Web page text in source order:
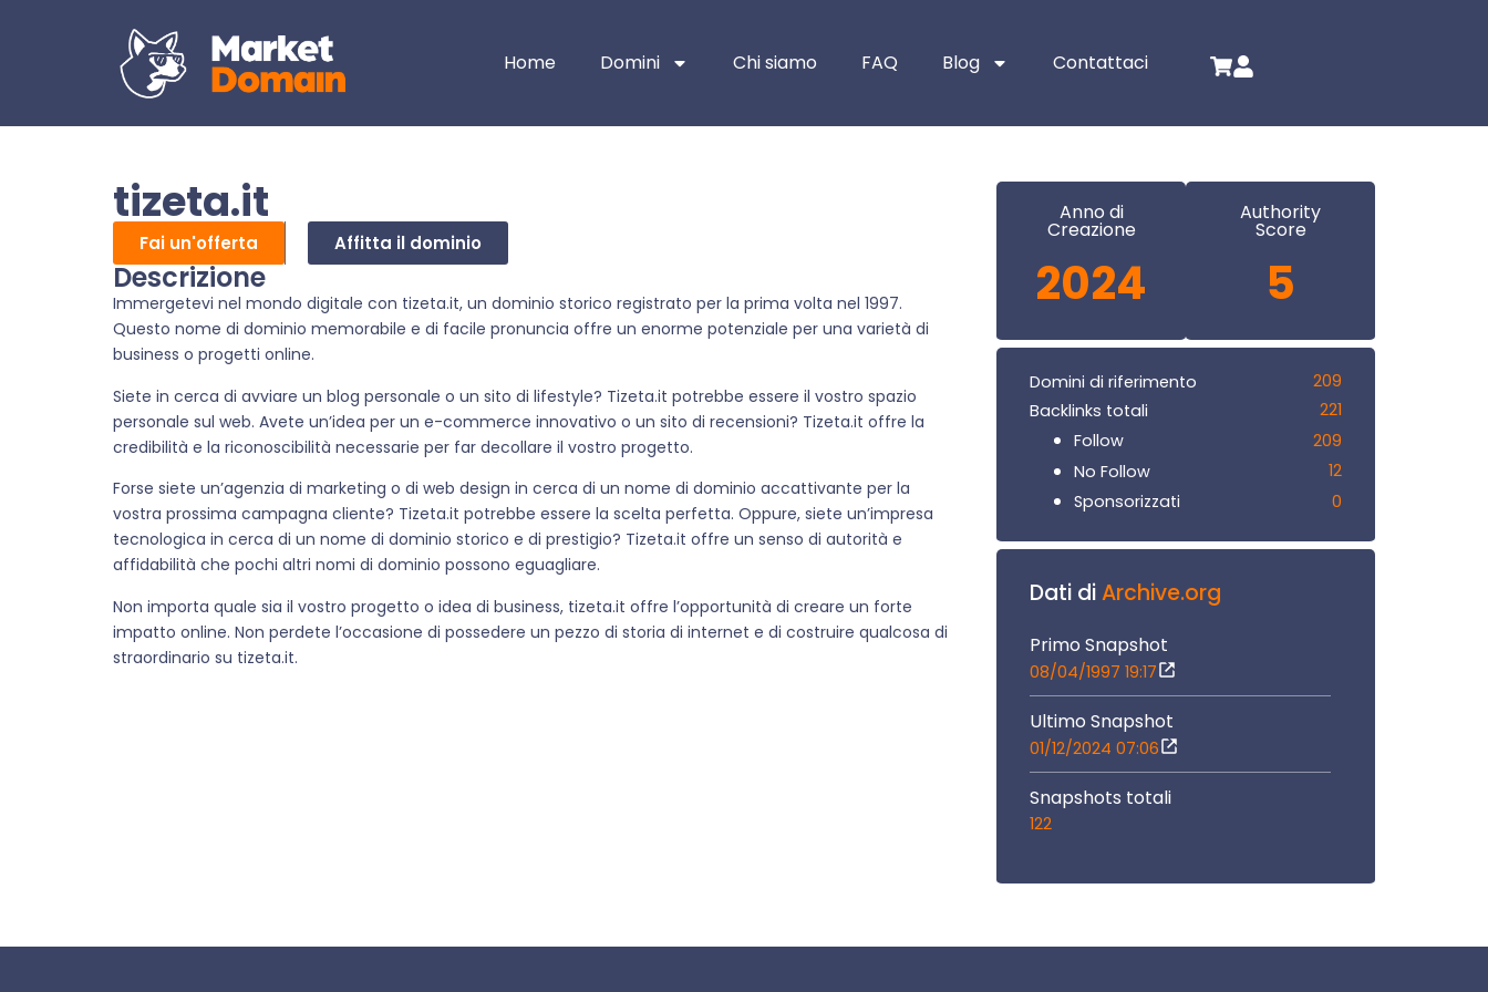
Home Domini Chi siamo FAQ Blog Contattaci
tizeta.it
Fai un'offerta Affitta il dominio
Descrizione
Immergetevi nel mondo digitale con tizeta.it, un dominio storico registrato per la prima volta nel 1997.
Questo nome di dominio memorabile e di facile pronuncia offre un enorme potenziale per una varietà di
business o progetti online.
Siete in cerca di avviare un blog personale o un sito di lifestyle? Tizeta.it potrebbe essere il vostro spazio
personale sul web. Avete un’idea per un e-commerce innovativo o un sito di recensioni? Tizeta.it offre la
credibilità e la riconoscibilità necessarie per far decollare il vostro progetto.
Forse siete un’agenzia di marketing o di web design in cerca di un nome di dominio accattivante per la
vostra prossima campagna cliente? Tizeta.it potrebbe essere la scelta perfetta. Oppure, siete un’impresa
tecnologica in cerca di un nome di dominio storico e di prestigio? Tizeta.it offre un senso di autorità e
affidabilità che pochi altri nomi di dominio possono eguagliare.
Non importa quale sia il vostro progetto o idea di business, tizeta.it offre l’opportunità di creare un forte
impatto online. Non perdete l’occasione di possedere un pezzo di storia di internet e di costruire qualcosa di
straordinario su tizeta.it.
Anno di
Creazione
2024
Authority
Score
5
Domini di riferimento
209
Backlinks totali
221
Follow
209
No Follow
12
Sponsorizzati
0
Dati diArchive.org
Primo Snapshot
08/04/1997 19:17
Ultimo Snapshot
01/12/2024 07:06
Snapshots totali
122